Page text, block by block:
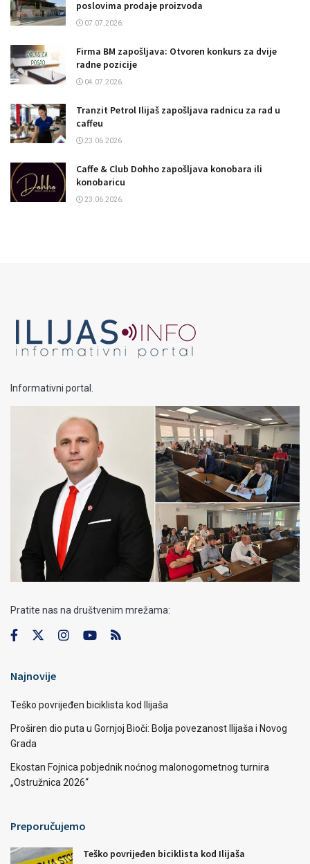
poslovima prodaje proizvoda
07.07.2026.
Firma BM zapošljava: Otvoren konkurs za dvije
radne pozicije
04.07.2026.
Tranzit Petrol Ilijaš zapošljava radnicu za rad u
caffeu
23.06.2026.
Caffe & Club Dohho zapošljava konobara ili
konobaricu
23.06.2026.
Informativni portal.
Pratite nas na društvenim mrežama:
Najnovije
Teško povrijeđen biciklista kod Ilijaša
Proširen dio puta u Gornjoj Bioči: Bolja povezanost Ilijaša i Novog
Grada
Ekostan Fojnica pobjednik noćnog malonogometnog turnira
„Ostružnica 2026“
Preporučujemo
Teško povrijeđen biciklista kod Ilijaša